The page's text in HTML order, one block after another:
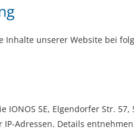
Inhalte unserer Website bei
IONOS SE, Elgendorfer Str.
IP-Adressen. Details